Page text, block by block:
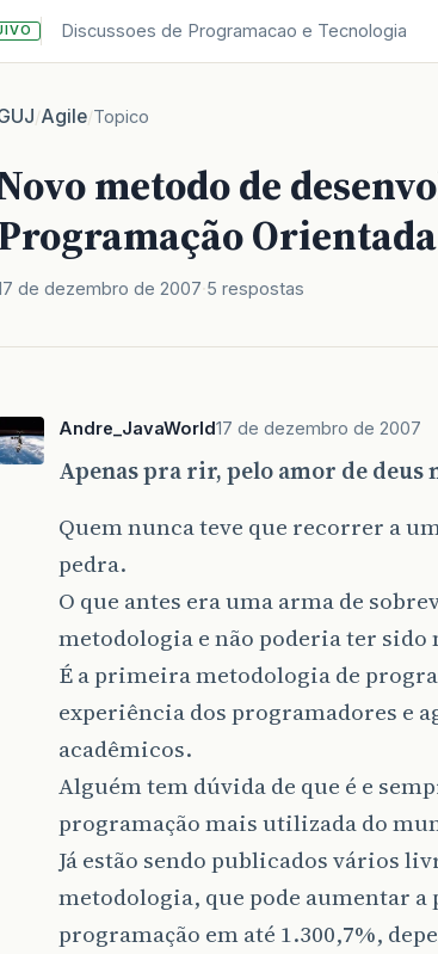
Discussoes de Programacao e Tecnologia
/Agile/Topico
metodo de
de dezembro de 2007 5 respostas
Andre_JavaWorld17 de dezembro de 2007
Apenas pra rir, pelo amor de deus
Quem nunca teve que recorrer a
pedra.
O que antes era uma arma de
metodologia e não poderia ter sido
É a primeira metodologia de
experiência dos programadores e
acadêmicos.
Alguém tem dúvida de que é e
programação mais utilizada do
Já estão sendo publicados vários
metodologia, que pode aumentar
programação em até 1.300,7%,